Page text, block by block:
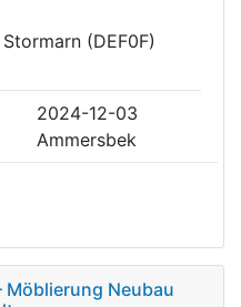
(DEF0F)
2024-12-03
Ammersbek
Möblierung Neubau